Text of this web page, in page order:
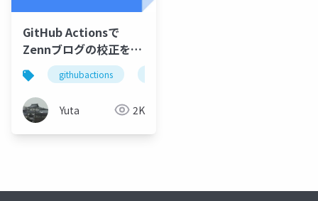
GitHub Actionsで
Zennブログの校正を自
動化してみた
githubactions
Yuta 2K